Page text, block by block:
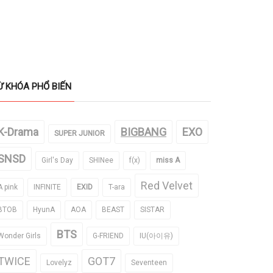
KHÓA PHỔ BIẾN
Drama SUPER JUNIOR BIGBANG EXO
Girl's Day SHINee f(x) miss A
pink INFINITE EXID T-ara Red Velvet
HyunA AOA BEAST SISTAR
Girls BTS G-FRIEND IU(아이유)
Lovelyz GOT7 Seventeen